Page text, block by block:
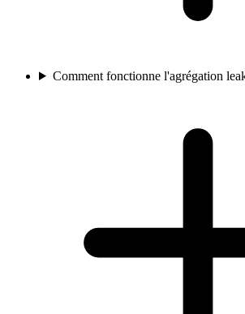
Comment fonctionne l'agrégation